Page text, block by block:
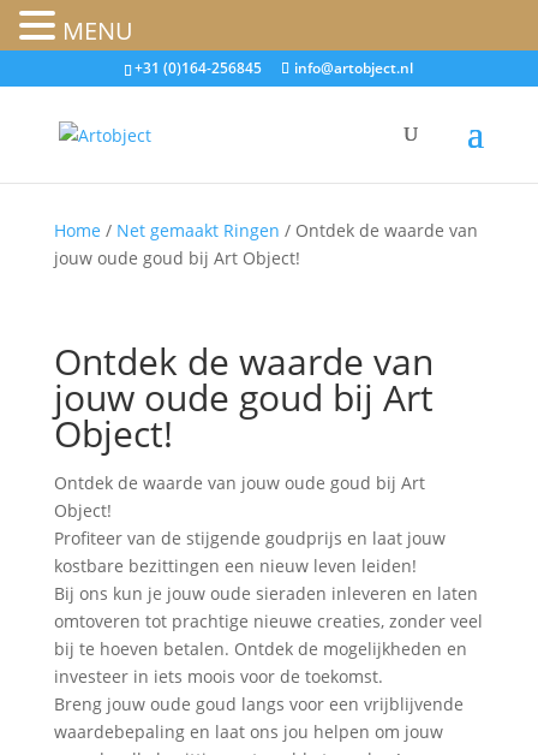
+31 (0)164-256845 info@artobject.nl
Home / Net gemaakt Ringen / Ontdek de waarde van
jouw oude goud bij Art Object!
Ontdek de waarde van
jouw oude goud bij Art
Object!
Ontdek de waarde van jouw oude goud bij Art
Object!
Profiteer van de stijgende goudprijs en laat jouw
kostbare bezittingen een nieuw leven leiden!
Bij ons kun je jouw oude sieraden inleveren en laten
omtoveren tot prachtige nieuwe creaties, zonder veel
bij te hoeven betalen. Ontdek de mogelijkheden en
investeer in iets moois voor de toekomst.
Breng jouw oude goud langs voor een vrijblijvende
waardebepaling en laat ons jou helpen om jouw
MENU